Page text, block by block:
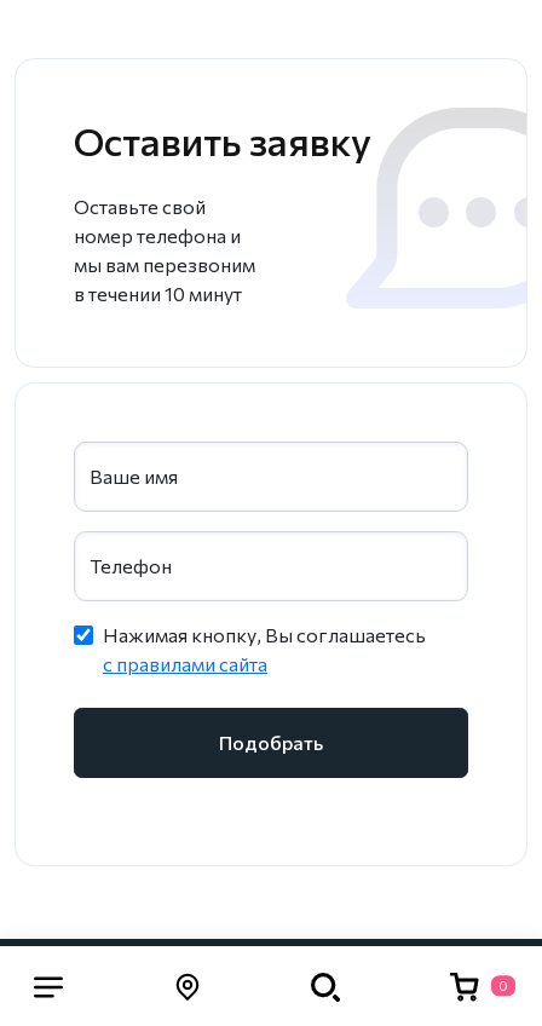
Оставить заявку
Оставьте свой
номер телефона и
мы вам перезвоним
в течении 10 минут
Ваше имя
Телефон
Нажимая кнопку, Вы соглашаетесь
c правилами сайта
Подобрать
0